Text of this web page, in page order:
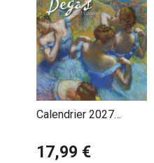
Calendrier 2027
17,99 €